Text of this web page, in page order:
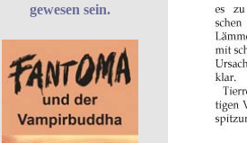
gewesen sein.